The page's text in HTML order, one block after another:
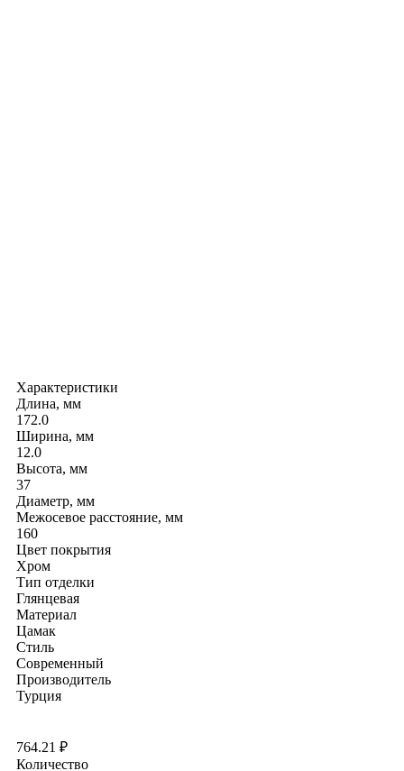
Характеристики
Длина, мм
172.0
Ширина, мм
12.0
Высота, мм
37
Диаметр, мм
Межосевое расстояние, мм
160
Цвет покрытия
Хром
Тип отделки
Глянцевая
Материал
Цамак
Стиль
Современный
Производитель
Турция
764.21 ₽
Количество